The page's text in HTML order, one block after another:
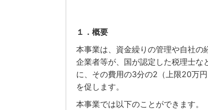
１．概要
本事業は、資金繰りの管理や自社
企業者等が、国が認定した税理士な
に、その費用の3分の2（上限20万
を促します。
本事業では以下のことができます。